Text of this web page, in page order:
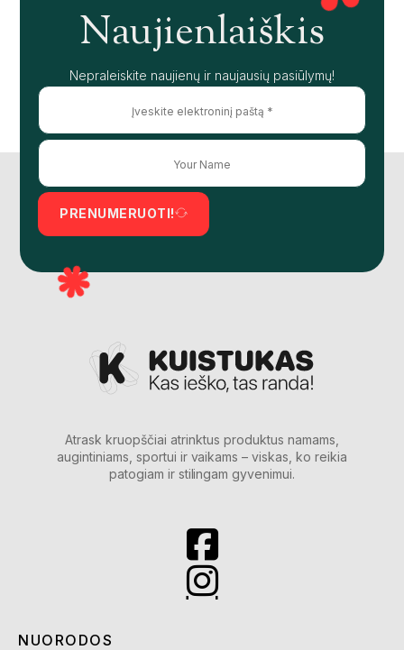
Naujienlaiškis
Nepraleiskite naujienų ir naujausių pasiūlymų!
PRENUMERUOTI!
Atrask kruopščiai atrinktus produktus namams,
augintiniams, sportui ir vaikams – viskas, ko reikia
patogiam ir stilingam gyvenimui.
NUORODOS